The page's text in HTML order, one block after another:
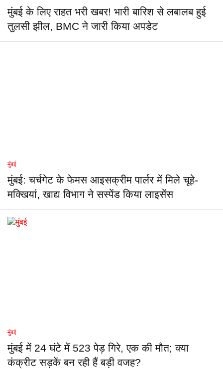
मुंबई के लिए राहत भरी खबर! भारी बारिश से लबालब हुई
तुलसी झील, BMC ने जारी किया अपडेट
मुंबई
मुंबई: चर्चगेट के फेमस आइसक्रीम पार्लर में मिले चूहे-
मक्खियां, खाद्य विभाग ने सस्पेंड किया लाइसेंस
मुंबई
मुंबई में 24 घंटे में 523 पेड़ गिरे, एक की मौत; क्या
कंक्रीट सड़कें बन रही हैं बड़ी वजह?